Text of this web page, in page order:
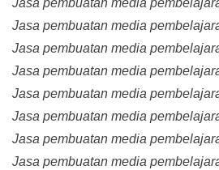
Jasa pembuatan media
Jasa pembuatan media
Jasa pembuatan media
Jasa pembuatan media
Jasa pembuatan media
Jasa pembuatan media
Jasa pembuatan media
Jasa pembuatan media